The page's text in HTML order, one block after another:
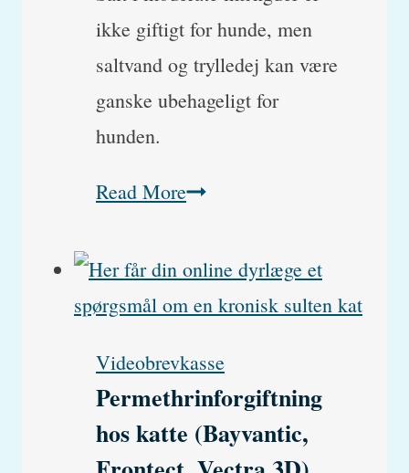
ikke giftigt for hunde, men
saltvand og trylledej kan være
ganske ubehageligt for
hunden.
Read MoreSaltforgiftning,
og
trylledej:
hunde
få
for
Videobrevkasse
Permethrinforgiftning
hos katte (Bayvantic,